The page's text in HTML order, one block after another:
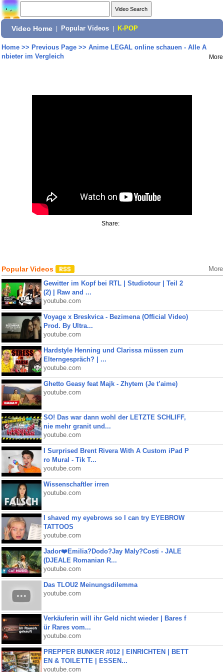
Video Home Popular Videos K-POP
Home>> Previous Page>> Anime LEGAL online schauen - Alle A
nbieter im Vergleich
More
Share:
Popular Videos More
Gewitter im Kopf bei RTL | Studiotour | Teil 2
(2) | Raw and ...
youtube.com
Voyage x Breskvica - Bezimena (Official Video)
Prod. By Ultra...
youtube.com
Hardstyle Henning und Clarissa müssen zum
Elterngespräch? | ...
youtube.com
Ghetto Geasy feat Majk - Zhytem (Je t’aime)
youtube.com
SO! Das war dann wohl der LETZTE SCHLIFF,
nie mehr granit und...
youtube.com
I Surprised Brent Rivera With A Custom iPad P
ro Mural - Tik T...
youtube.com
Wissenschaftler irren
youtube.com
I shaved my eyebrows so I can try EYEBROW
TATTOOS
youtube.com
Jador❤️Emilia?Dodo?Jay Maly?Costi - JALE
(DJEALE Romanian R...
youtube.com
Das TLOU2 Meinungsdilemma
youtube.com
Verkäuferin will ihr Geld nicht wieder | Bares f
ür Rares vom...
youtube.com
PREPPER BUNKER #012 | EINRICHTEN | BETT
EN & TOILETTE | ESSEN...
youtube.com